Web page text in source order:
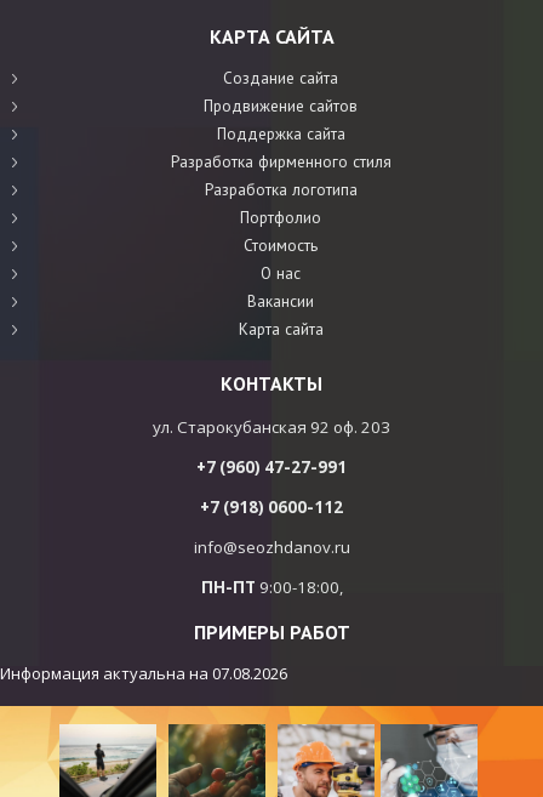
КАРТА САЙТА
Создание сайта
Продвижение сайтов
Поддержка сайта
Разработка фирменного стиля
Разработка логотипа
Портфолио
Стоимость
О нас
Вакансии
Карта сайта
КОНТАКТЫ
ул. Старокубанская 92 оф. 203
+7 (960) 47-27-991
+7 (918) 0600-112
info@seozhdanov.ru
ПН-ПТ 9:00-18:00,
ПРИМЕРЫ РАБОТ
Информация актуальна на 07.08.2026